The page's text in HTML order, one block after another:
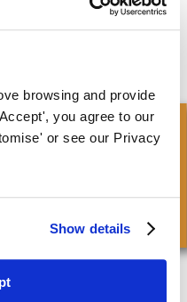
browsing and provide
you agree to our
or see our Privacy
Show details Richiesta Veloce